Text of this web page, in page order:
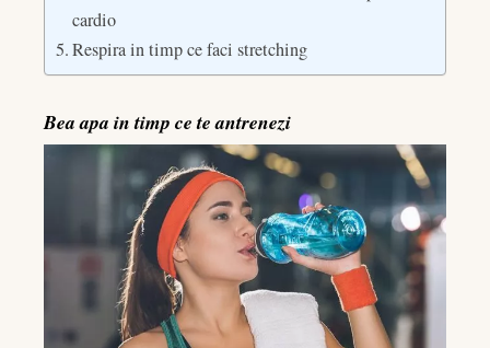
cardio
Respira in timp ce faci stretching
Bea apa in timp ce te antrenezi